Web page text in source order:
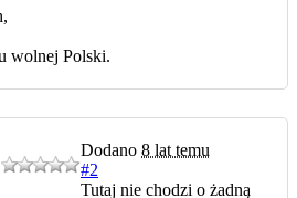
wolnej Polski.
Dodano 8 lat temu
#2
Tutaj nie chodzi o żadną